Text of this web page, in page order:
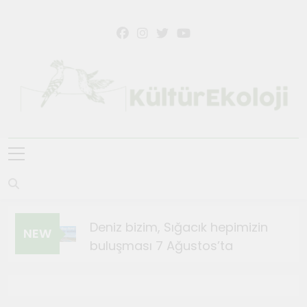
NEW
Deniz bizim, Sığacık hepimizin
buluşması 7 Ağustos’ta